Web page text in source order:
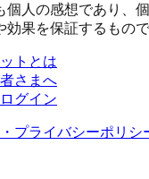
人の感想であり、
効果を保証するもの
トとは
さまへ
グイン
プライバシーポリシ